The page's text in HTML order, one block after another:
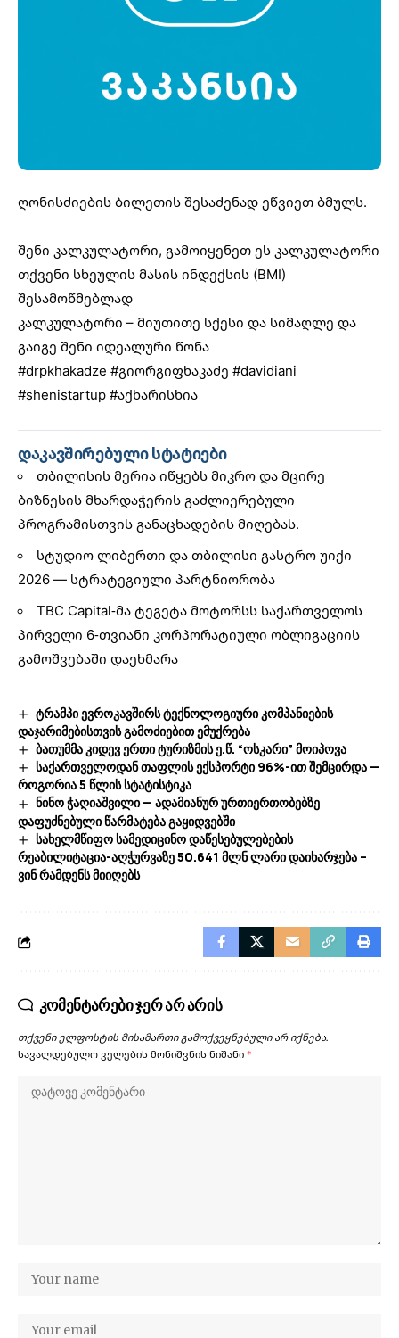
ღონისძიების ბილეთის შესაძენად ეწვიეთ ბმულს.
შენი კალკულატორი, გამოიყენეთ ეს კალკულატორი
თქვენი სხეულის მასის ინდექსის (BMI)
შესამოწმებლად
კალკულატორი – მიუთითე სქესი და სიმაღლე და
გაიგე შენი იდეალური წონა
#drpkhakadze #გიორგიფხაკაძე #davidiani
#shenistartup #აქხარისხია
დაკავშირებული სტატიები
თბილისის მერია იწყებს მიკრო და მცირე
ბიზნესის მხარდაჭერის გაძლიერებული
პროგრამისთვის განაცხადების მიღებას.
სტუდიო ლიბერთი და თბილისი გასტრო უიქი
2026 — სტრატეგიული პარტნიორობა
TBC Capital-მა ტეგეტა მოტორსს საქართველოს
პირველი 6-თვიანი კორპორატიული ობლიგაციის
გამოშვებაში დაეხმარა
ტრამპი ევროკავშირს ტექნოლოგიური კომპანიების
დაჯარიმებისთვის გამოძიებით ემუქრება
ბათუმმა კიდევ ერთი ტურიზმის ე.წ. “ოსკარი” მოიპოვა
საქართველოდან თაფლის ექსპორტი 96%-ით შემცირდა —
როგორია 5 წლის სტატისტიკა
ნინო ჭაღიაშვილი — ადამიანურ ურთიერთობებზე
დაფუძნებული წარმატება გაყიდვებში
სახელმწიფო სამედიცინო დაწესებულებების
რეაბილიტაცია-აღჭურვაზე 50.641 მლნ ლარი დაიხარჯება –
ვინ რამდენს მიიღებს
კომენტარები ჯერ არ არის
თქვენი ელფოსტის მისამართი გამოქვეყნებული არ იქნება.
სავალდებულო ველების მონიშვნის ნიშანი *